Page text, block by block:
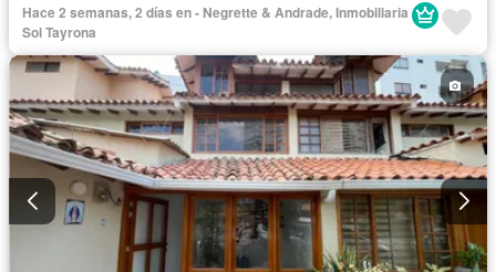
Hace 2 semanas, 2 días en - Negrette & Andrade, Inmobiliaria
Sol Tayrona